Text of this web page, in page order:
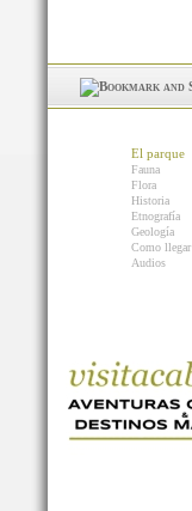
El parque
Fauna
Flora
Historia
Etnografía
Geología
Como llegar
Audios